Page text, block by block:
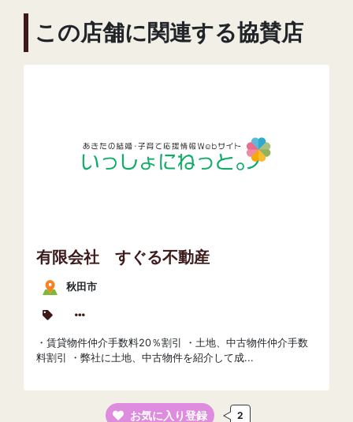
この店舗に関連する協賛店
有限会社 すぐる不動産
秋田市
・賃貸物件仲介手数料20％割引 ・土地、中古物件仲介手数
料割引 ・弊社に土地、中古物件を紹介して成...
お気に入り登録 2